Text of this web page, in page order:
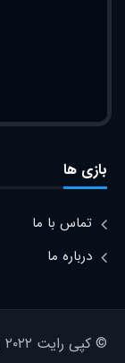
بازی ها
تماس با ما
درباره ما